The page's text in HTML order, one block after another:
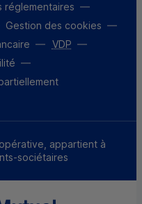
réglementaires
Gestion des cookies
VDP
appartient à
sociétaires